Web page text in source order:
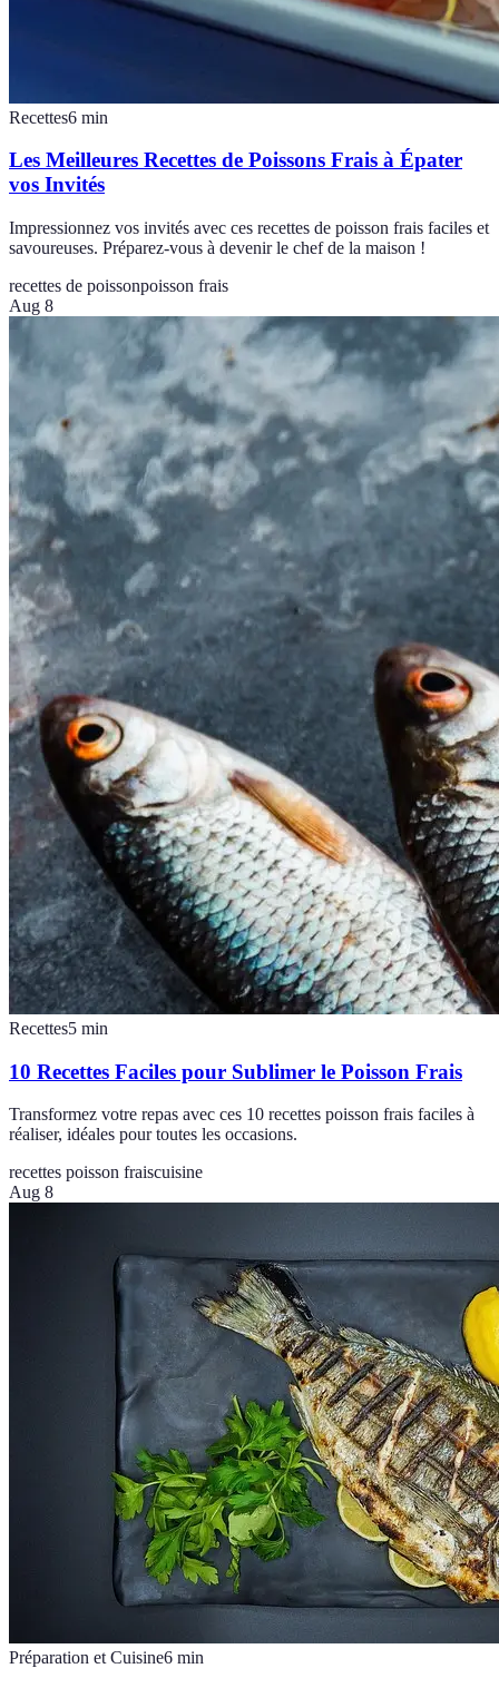
Recettes6 min
Les Meilleures Recettes de Poissons Frais à Épater
vos Invités
Impressionnez vos invités avec ces recettes de poisson frais faciles et
savoureuses. Préparez-vous à devenir le chef de la maison !
recettes de poissonpoisson frais
Aug 8
Recettes5 min
10 Recettes Faciles pour Sublimer le Poisson Frais
Transformez votre repas avec ces 10 recettes poisson frais faciles à
réaliser, idéales pour toutes les occasions.
recettes poisson fraiscuisine
Aug 8
Préparation et Cuisine6 min